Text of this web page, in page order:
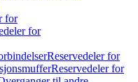
for
for
Reservedeler for
Reservedeler for